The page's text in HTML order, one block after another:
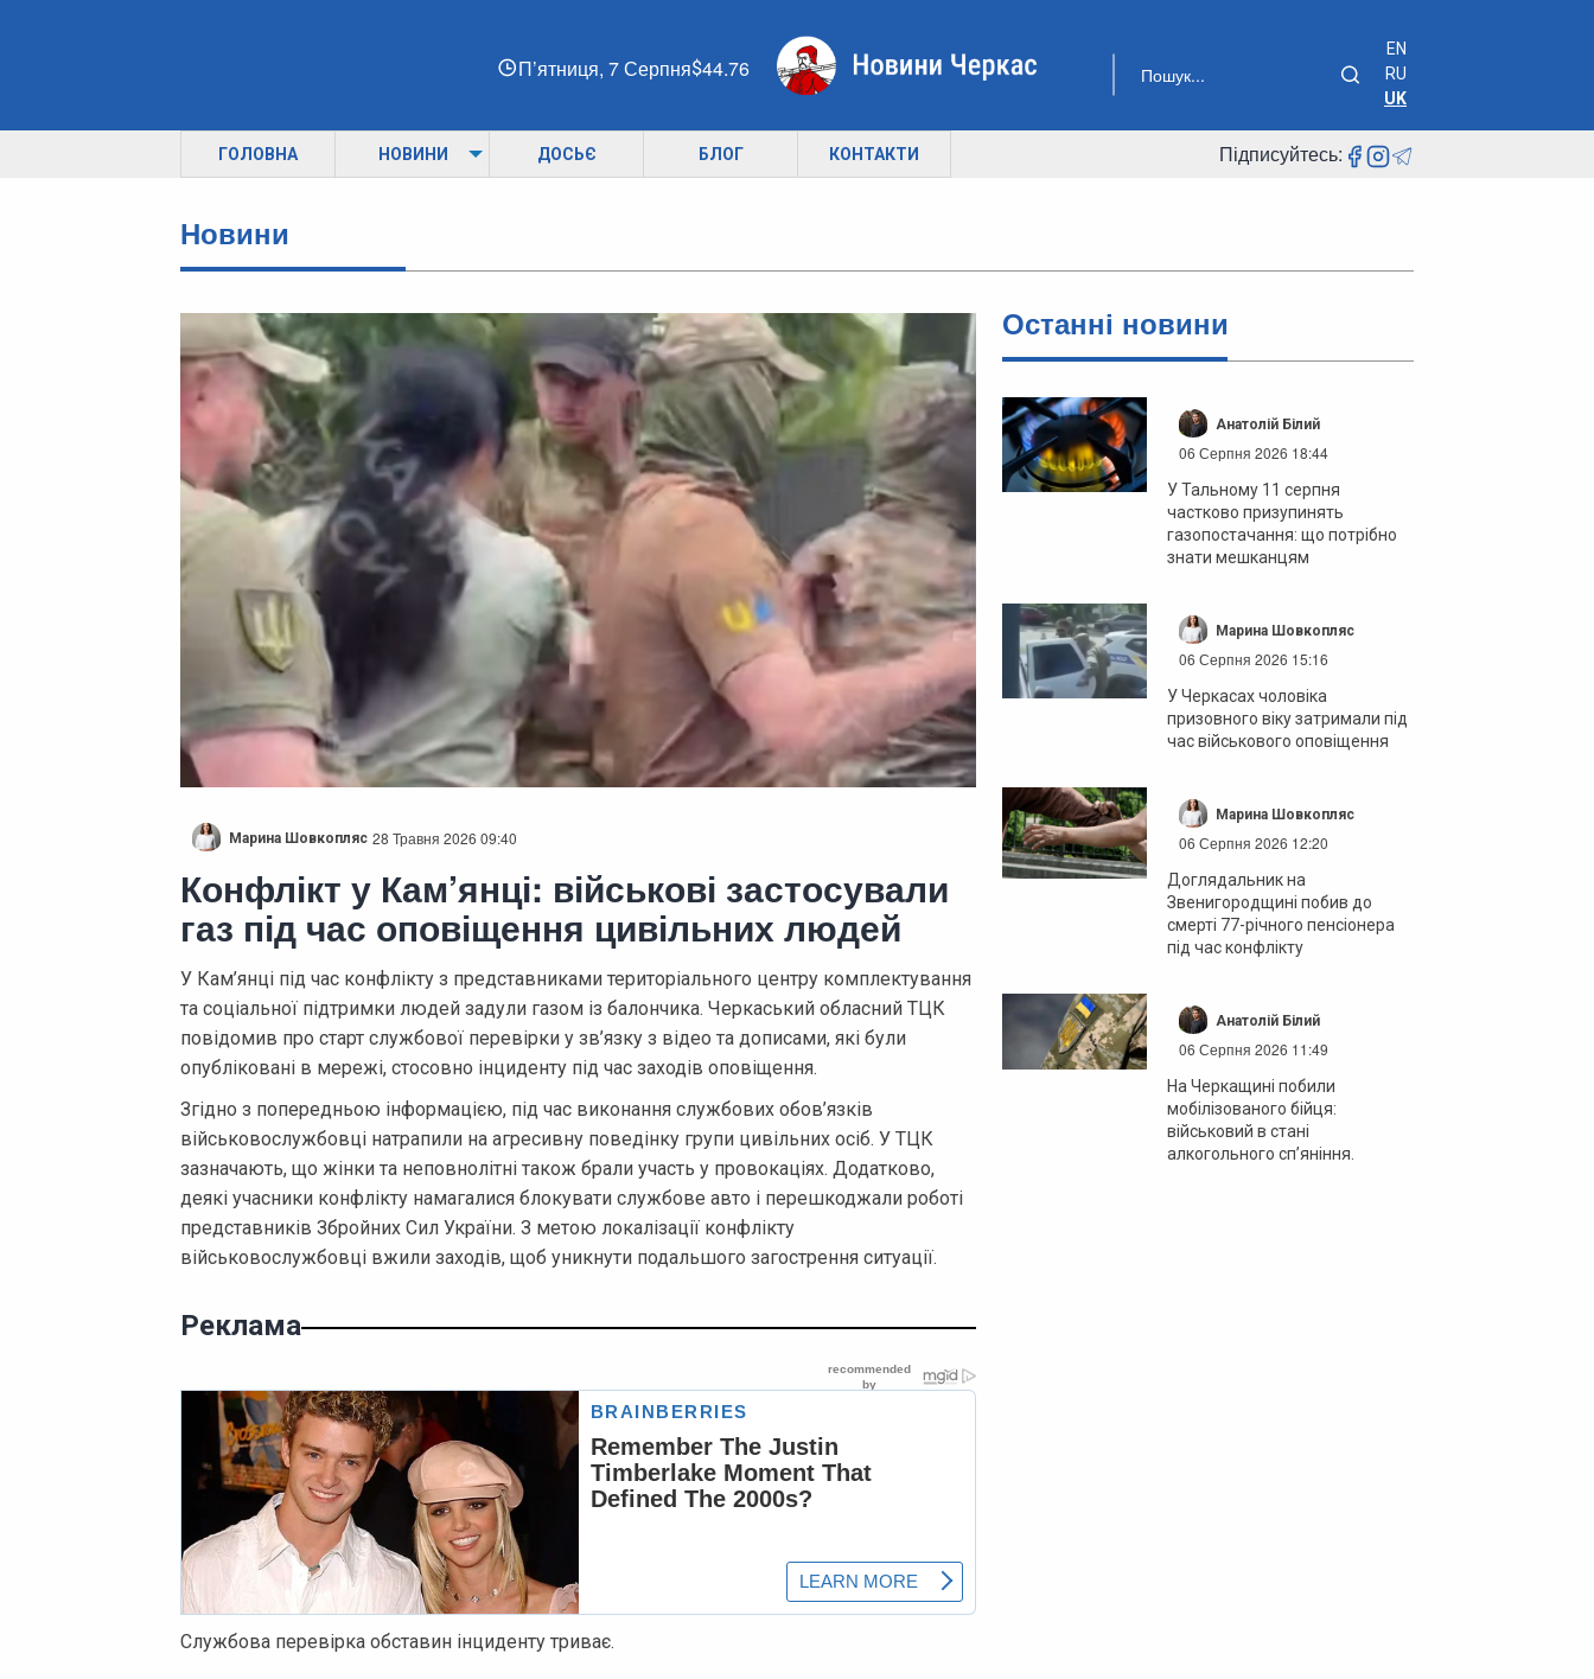
П’ятниця, 7 Серпня 44.76
EN
RU
UK
ГОЛОВНА НОВИНИ ДОСЬЄ БЛОГ КОНТАКТИ Підписуйтесь:
Новини
Марина Шовкопляс 28 Травня 2026 09:40
Конфлікт у Кам’янці: військові застосували
газ під час оповіщення цивільних людей
У Кам’янці під час конфлікту з представниками територіального центру комплектування
та соціальної підтримки людей задули газом із балончика. Черкаський обласний ТЦК
повідомив про старт службової перевірки у зв’язку з відео та дописами, які були
опубліковані в мережі, стосовно інциденту під час заходів оповіщення.
Згідно з попередньою інформацією, під час виконання службових обов’язків
військовослужбовці натрапили на агресивну поведінку групи цивільних осіб. У ТЦК
зазначають, що жінки та неповнолітні також брали участь у провокаціях. Додатково,
деякі учасники конфлікту намагалися блокувати службове авто і перешкоджали роботі
представників Збройних Сил України. З метою локалізації конфлікту
військовослужбовці вжили заходів, щоб уникнути подальшого загострення ситуації.
Реклама
Службова перевірка обставин інциденту триває.
Останні новини
Анатолій Білий
06 Серпня 2026 18:44
У Тальному 11 серпня
частково призупинять
газопостачання: що потрібно
знати мешканцям
Марина Шовкопляс
06 Серпня 2026 15:16
У Черкасах чоловіка
призовного віку затримали під
час військового оповіщення
Марина Шовкопляс
06 Серпня 2026 12:20
Доглядальник на
Звенигородщині побив до
смерті 77-річного пенсіонера
під час конфлікту
Анатолій Білий
06 Серпня 2026 11:49
На Черкащині побили
мобілізованого бійця:
військовий в стані
алкогольного сп’яніння.